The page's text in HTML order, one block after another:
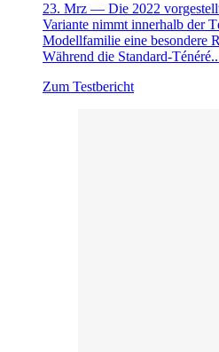
23. Mrz — Die 2022
Variante nimmt innerhalb der
Modellfamilie eine besondere
Während die Standard-
Zum Testbericht